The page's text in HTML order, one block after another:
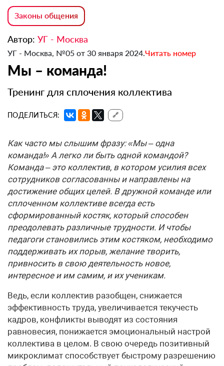
Законы общения
Автор: УГ - Москва
УГ - Москва, №05 от 30 января 2024.Читать номер
Мы – команда!
Тренинг для сплочения коллектива
ПОДЕЛИТЬСЯ: 🔗
Как часто мы слышим фразу: «Мы – одна
команда!» А легко ли быть одной командой?
Команда – это коллектив, в котором усилия всех
сотрудников согласованны и направлены на
достижение общих целей. В дружной команде или
сплоченном коллективе всегда есть
сформированный костяк, который способен
преодолевать различные трудности. И чтобы
педагоги становились этим костяком, необходимо
поддерживать их порыв, желание творить,
привносить в свою деятельность новое,
интересное и им самим, и их ученикам.
Ведь, если коллектив разобщен, снижается
эффективность труда, увеличивается текучесть
кадров, конфликты выводят из состояния
равновесия, понижается эмоциональный настрой
коллектива в целом. В свою очередь позитивный
микроклимат способствует быстрому разрешению